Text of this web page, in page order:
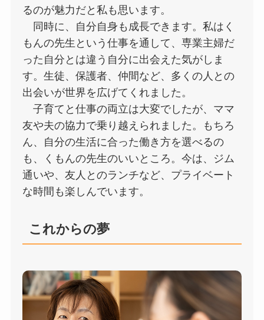
るのが魅力だと私も思います。
同時に、自分自身も成長できます。私はく
もんの先生という仕事を通して、専業主婦だ
った自分とは違う自分に出会えた気がしま
す。生徒、保護者、仲間など、多くの人との
出会いが世界を広げてくれました。
子育てと仕事の両立は大変でしたが、ママ
友や夫の協力で乗り越えられました。もちろ
ん、自分の生活に合った働き方を選べるの
も、くもんの先生のいいところ。今は、ジム
通いや、友人とのランチなど、プライベート
な時間も楽しんでいます。
これからの夢